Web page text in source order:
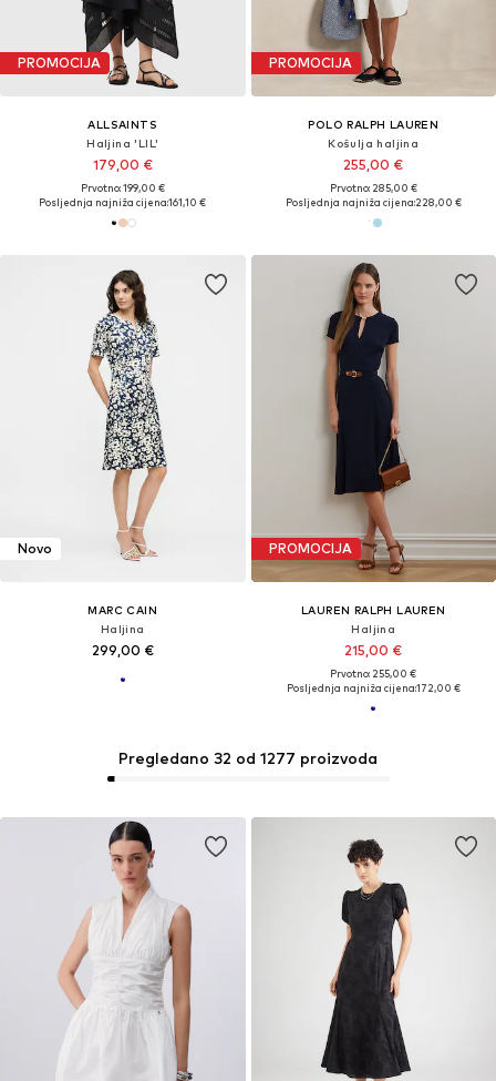
PROMOCIJA
ALLSAINTS
Haljina 'LIL'
179,00 €
Prvotno: 199,00 €
Posljednja najniža cijena:161,10 €
PROMOCIJA
POLO RALPH LAUREN
Košulja haljina
255,00 €
Prvotno: 285,00 €
Posljednja najniža cijena:228,00 €
Novo
MARC CAIN
Haljina
299,00 €
PROMOCIJA
LAUREN RALPH LAUREN
Haljina
215,00 €
Prvotno: 255,00 €
Posljednja najniža cijena:172,00 €
Pregledano 32 od 1277 proizvoda